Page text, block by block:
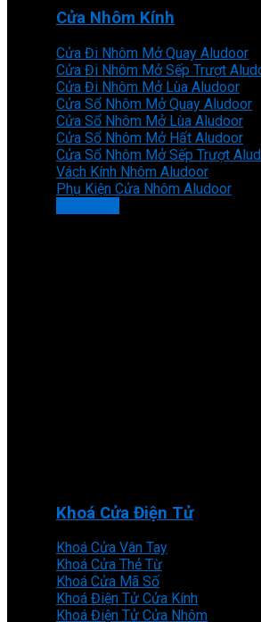
Cửa Nhôm Kính
Cửa Đi Nhôm Mở Quay Aludoor
Cửa Đi Nhôm Mở Sếp Trượt
Cửa Đi Nhôm Mở Lùa Aludoor
Cửa Sổ Nhôm Mở Quay Aludoor
Cửa Sổ Nhôm Mở Lùa Aludoor
Cửa Sổ Nhôm Mở Hất Aludoor
Cửa Sổ Nhôm Mở Sếp Trượt
Vách Kính Nhôm Aludoor
Phụ Kiện Cửa Nhôm Aludoor
Khoá Cửa Điện Tử
Khoá Cửa Vân Tay
Khoá Cửa Thẻ Từ
Khoá Cửa Mã Số
Khoá Điện Tử Cửa Kính
Khoá Điện Tử Cửa Nhôm